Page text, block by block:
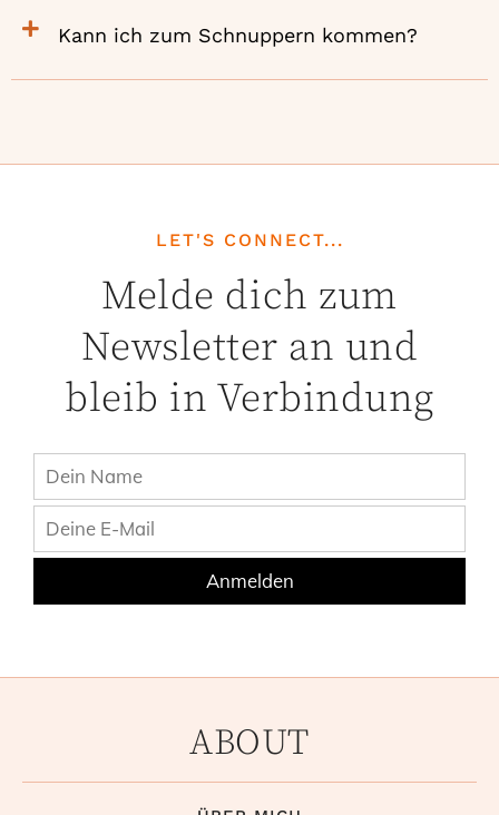
Kann ich zum Schnuppern kommen?
LET'S CONNECT...
Melde dich zum
Newsletter an und
bleib in Verbindung
ABOUT